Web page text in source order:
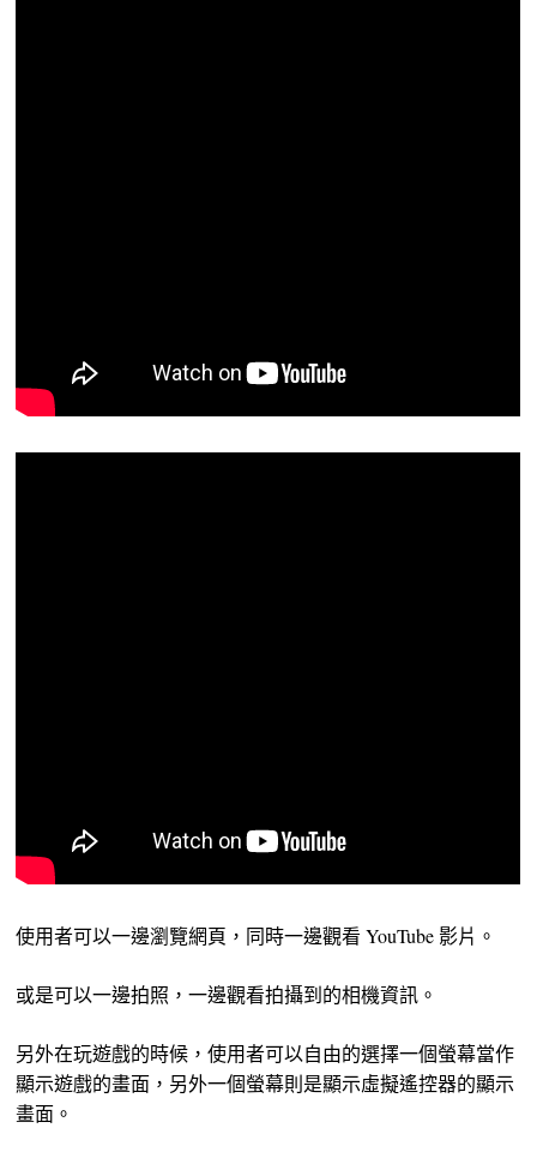
使用者可以一邊瀏覽網頁，同時一邊觀看 YouTube 影片。
或是可以一邊拍照，一邊觀看拍攝到的相機資訊。
另外在玩遊戲的時候，使用者可以自由的選擇一個螢幕當作
顯示遊戲的畫面，另外一個螢幕則是顯示虛擬遙控器的顯示
畫面。